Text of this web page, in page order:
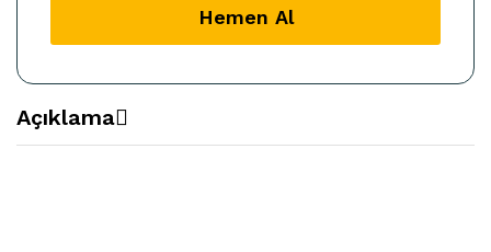
Hemen Al
Açıklama